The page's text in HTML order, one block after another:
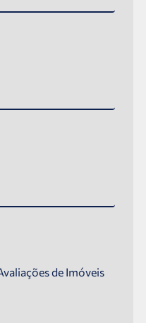
de Imóveis